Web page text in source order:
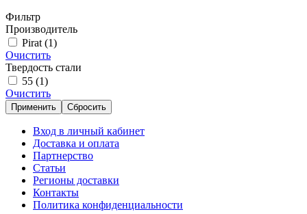
Фильтр
Производитель
Pirat (1)
Очистить
Твердость стали
55 (1)
Очистить
Применить Сбросить
Вход в личный кабинет
Доставка и оплата
Партнерство
Статьи
Регионы доставки
Контакты
Политика конфиденциальности